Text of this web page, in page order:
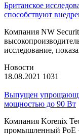
Британское
способствуют
Компания NW
исследование,
Новости
18.08.2021 1031
Выпущен
мощностью до 90 Вт
Компания Korenix
промышленный PoE